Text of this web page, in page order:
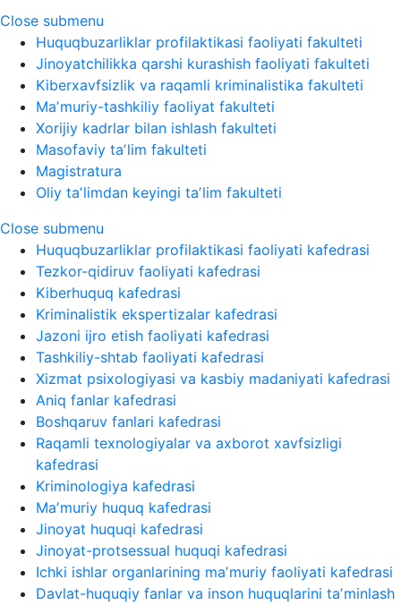
Close submenu
Huquqbuzarliklar profilaktikasi faoliyati fakulteti
Jinoyatchilikka qarshi kurashish faoliyati fakulteti
Kiberxavfsizlik va raqamli kriminalistika fakulteti
Maʼmuriy-tashkiliy faoliyat fakulteti
Xorijiy kadrlar bilan ishlash fakulteti
Masofaviy taʼlim fakulteti
Magistratura
Oliy taʼlimdan keyingi taʼlim fakulteti
Close submenu
Huquqbuzarliklar profilaktikasi faoliyati kafedrasi
Tezkor-qidiruv faoliyati kafedrasi
Kiberhuquq kafedrasi
Kriminalistik ekspertizalar kafedrasi
Jazoni ijro etish faoliyati kafedrasi
Tashkiliy-shtab faoliyati kafedrasi
Xizmat psixologiyasi va kasbiy madaniyati kafedrasi
Aniq fanlar kafedrasi
Boshqaruv fanlari kafedrasi
Raqamli texnologiyalar va axborot xavfsizligi
kafedrasi
Kriminologiya kafedrasi
Maʼmuriy huquq kafedrasi
Jinoyat huquqi kafedrasi
Jinoyat-protsessual huquqi kafedrasi
Ichki ishlar organlarining maʼmuriy faoliyati kafedrasi
Davlat-huquqiy fanlar va inson huquqlarini taʼminlash